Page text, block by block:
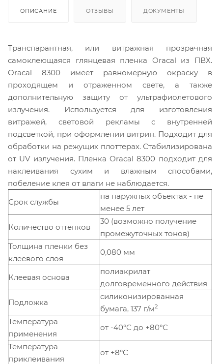
ОПИСАНИЕ ОТЗЫВЫ ДОКУМЕНТЫ
Транспарантная, или витражная прозрачная
самоклеющаяся глянцевая пленка Oracal из ПВХ.
Oracal 8300 имеет равномерную окраску в
проходящем и отраженном свете, а также
дополнительную защиту от ультрафиолетового
излучения. Используется для изготовления
витражей, световой рекламы с внутренней
подсветкой, при оформлении витрин. Подходит для
обработки на режущих плоттерах. Стабилизирована
от UV излучения. Пленка Oracal 8300 подходит для
наклеивания сухим и влажным способами,
побеление клея от влаги не наблюдается.
Срок службы
на наружных объектах - не
менее 5 лет
Количество оттенков
30 (возможно получение
промежуточных тонов)
Толщина пленки без
клеевого слоя
0,080 мм
Клеевая основа
полиакрилат
долговременного действия
Подложка
силиконизированная
бумага, 137 г/м2
Температура
применения
от -40°С до +80°С
Температура
приклеивания
от +8°С